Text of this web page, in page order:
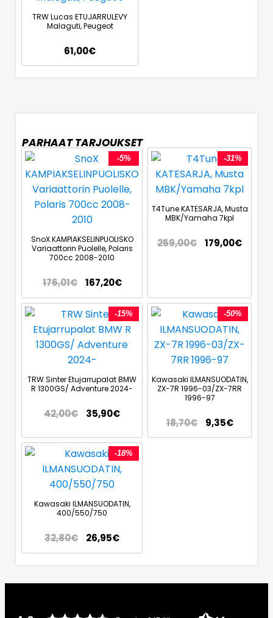
TRW Lucas ETUJARRULEVY
Malaguti, Peugeot
61,00€
PARHAAT TARJOUKSET
-5%
SnoX KAMPIAKSELINPUOLISKO
Variaattorin Puolelle, Polaris
700cc 2008-2010
176,01€ 167,20€
-31%
T4Tune KATESARJA, Musta
MBK/Yamaha 7kpl
259,00€ 179,00€
-15%
TRW Sinter Etujarrupalat BMW
R 1300GS/ Adventure 2024-
42,00€ 35,90€
-50%
Kawasaki ILMANSUODATIN,
ZX-7R 1996-03/ZX-7RR
1996-97
18,70€ 9,35€
-18%
Kawasaki ILMANSUODATIN,
400/550/750
32,80€ 26,95€